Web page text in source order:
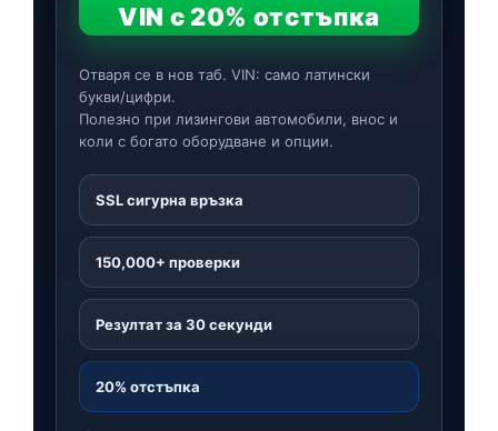
VIN с 20% отстъпка
Отваря се в нов таб. VIN: само латински
букви/цифри.
Полезно при лизингови автомобили, внос и
коли с богато оборудване и опции.
SSL сигурна връзка
150,000+ проверки
Резултат за 30 секунди
20% отстъпка